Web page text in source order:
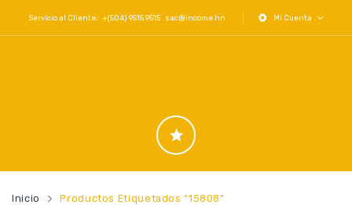
Servicio al Cliente: +(504) 9515 9515 sac@income.hn Mi Cuenta
Inicio Productos Etiquetados “15808”